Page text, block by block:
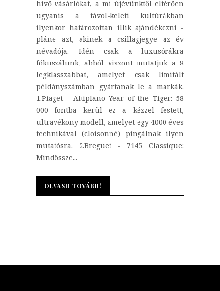
hívő vásárlókat, a mi újévünktől eltérően
ugyanis a távol-keleti kultúrákban
ilyenkor határozottan illik ajándékozni -
pláne azt, akinek a csillagjegye az év
névadója. Idén csak a luxusórákra
fókuszálunk, abból viszont mutatjuk a 8
legklasszabbat, amelyet csak limitált
példányszámban gyártanak le a márkák.
1.Piaget - Altiplano Year of the Tiger: 58
000 fontba kerül ez a kézzel festett,
ultravékony modell, amelyet egy 4000 éves
technikával (cloisonné) pingálnak ilyen
mutatósra. 2.Breguet - 7145 Classique:
Mindössze...
OLVASD TOVÁBB!
OLVASD TOVÁBB!